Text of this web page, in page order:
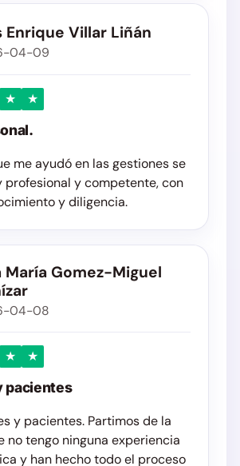
Enrique Villar Liñán
04-09
★
★
me ayudó en las gestiones se
profesional y competente, con
y diligencia.
María Gomez-Miguel
04-08
★
★
pacientes
y pacientes. Partimos de la
no tengo ninguna experiencia
y han hecho todo el proceso